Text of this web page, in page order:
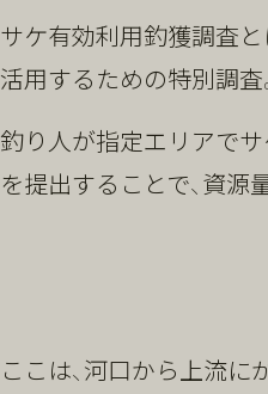
サケ有効利用釣獲調査と
活用するための特別調査
釣り人が指定エリアでサ
を提出することで、資源
ここは、河口から上流